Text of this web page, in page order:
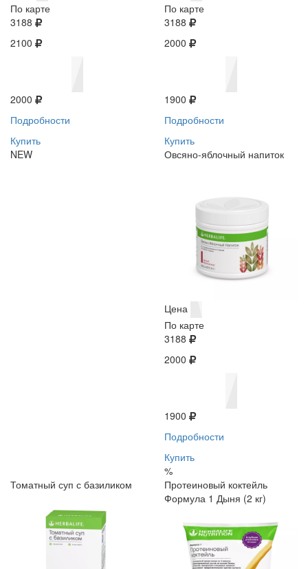
По карте
3188
2100
2000
Подробности
Купить
NEW
По карте
3188
2000
1900
Подробности
Купить
Овсяно-яблочный напиток
Цена
По карте
3188
2000
1900
Подробности
Купить
%
Томатный суп с базиликом
Протеиновый коктейль
Формула 1 Дыня (2 кг)